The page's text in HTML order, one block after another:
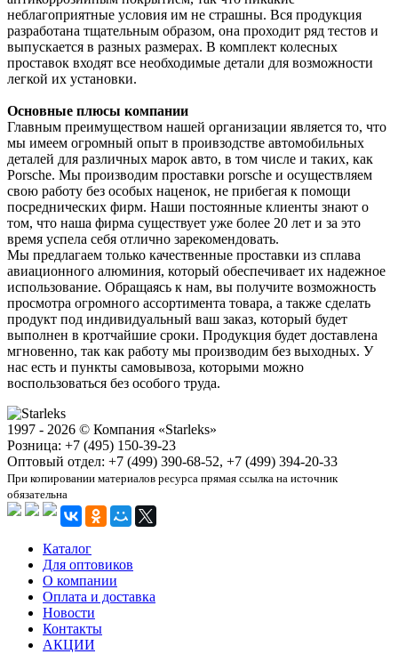
неблагоприятные условия им не страшны. Вся продукция
разработана тщательным образом, она проходит ряд тестов и
выпускается в разных размерах. В комплект колесных
проставок входят все необходимые детали для возможности
легкой их установки.
Основные плюсы компании
Главным преимуществом нашей организации является то, что
мы имеем огромный опыт в проивзодстве автомобильных
деталей для различных марок авто, в том числе и таких, как
Рorsche. Мы производим проставки porsche и осуществляем
свою работу без особых наценок, не прибегая к помощи
посреднических фирм. Наши постоянные клиенты знают о
том, что наша фирма существует уже более 20 лет и за это
время успела себя отлично зарекомендовать.
Мы предлагаем только качественные проставки из сплава
авиационного алюминия, который обеспечивает их надежное
использование. Обращаясь к нам, вы получите возможность
просмотра огромного ассортимента товара, а также сделать
продукт под индивидуальный ваш заказ, который будет
выполнен в кротчайшие сроки. Продукция будет доставлена
мгновенно, так как работу мы производим без выходных. У
нас есть и пункты самовывоза, которыми можно
воспользоваться без особого труда.
1997 - 2026 © Компания «Starleks»
Розница: +7 (495) 150-39-23
Оптовый отдел: +7 (499) 390-68-52, +7 (499) 394-20-33
При копировании материалов ресурса прямая ссылка на источник
обязательна
Каталог
Для оптовиков
О компании
Оплата и доставка
Новости
Контакты
АКЦИИ